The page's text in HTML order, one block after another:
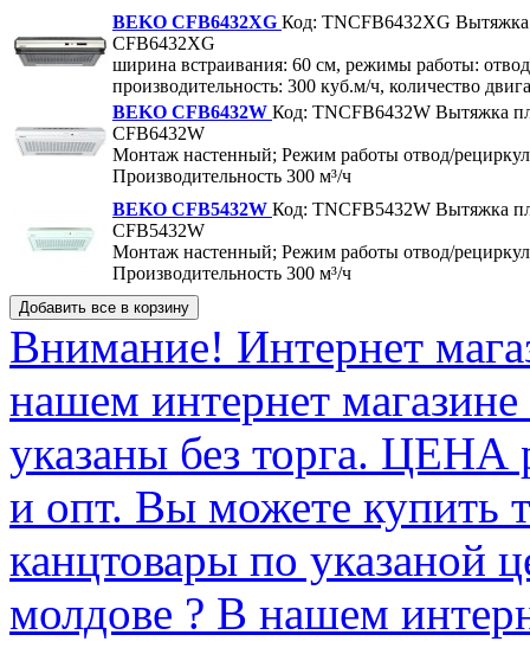
BEKO CFB6432XG Код: TNCFB6432XG
CFB6432XG
ширина встраивания: 60 см, режимы работы:
производительность: 300 куб.м/ч, количество
BEKO CFB6432W Код: TNCFB6432W Вытяжка
CFB6432W
Монтаж настенный; Режим работы отвод/
Производительность 300 м³/ч
BEKO CFB5432W Код: TNCFB5432W Вытяжка
CFB5432W
Монтаж настенный; Режим работы отвод/
Производительность 300 м³/ч
Внимание! Интернет
нашем интернет
указаны без торга.
и опт. Вы можете купить
канцтовары по указаной
молдове ? В нашем